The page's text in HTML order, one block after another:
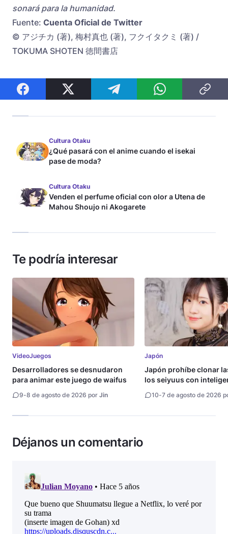
sonará para la humanidad.
Fuente: Cuenta Oficial de Twitter
© アジチカ (著), 梅村真也 (著), フクイタクミ (著) /
TOKUMA SHOTEN 徳間書店
Cultura Otaku
¿Qué pasará con el anime cuando el isekai
pase de moda?
Cultura Otaku
Venden el perfume oficial con olor a Utena de
Mahou Shoujo ni Akogarete
Te podría interesar
VideoJuegos
Desarrolladores se desnudaron
para animar este juego de waifus
9-8 de agosto de 2026 por Jin
Japón
Japón prohíbe clonar
los seiyuus con
10-7 de agosto de 2026
Déjanos un comentario